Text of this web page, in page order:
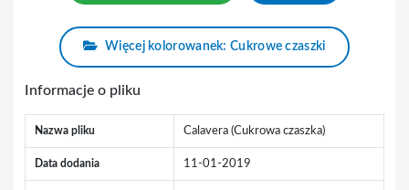
Więcej kolorowanek: Cukrowe czaszki
Informacje o pliku
Nazwa pliku Calavera (Cukrowa czaszka)
Data dodania 11-01-2019